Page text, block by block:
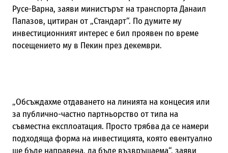
Русе-Варна, заяви министърът на транспорта Данаил
Папазов, цитиран от „Стандарт“. По думите му
инвестиционният интерес е бил проявен по време
посещението му в Пекин през декември.
„Обсъждахме отдаването на линията на концесия или
за публично-частно партньорство от типа на
съвместна експлоатация. Просто трябва да се намери
подходяща форма на инвестицията, която евентуално
ще бъде направена, да бъде възвръщаема“, заяви